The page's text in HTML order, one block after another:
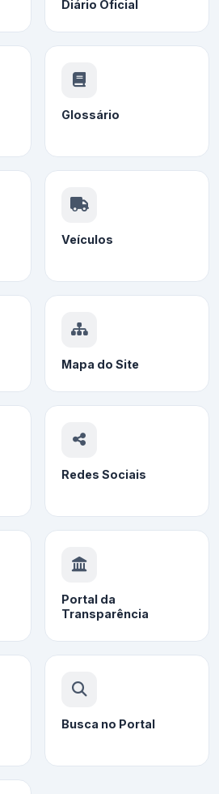
Diário Oficial
Glossário
Veículos
Mapa do Site
Redes Sociais
Portal da
Transparência
Busca no Portal